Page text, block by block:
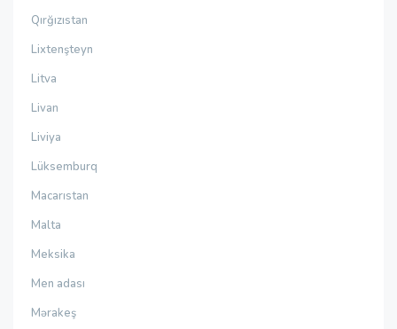
Qırğızıstan
Lixtenşteyn
Litva
Livan
Liviya
Lüksemburq
Macarıstan
Malta
Meksika
Men adası
Mərakeş